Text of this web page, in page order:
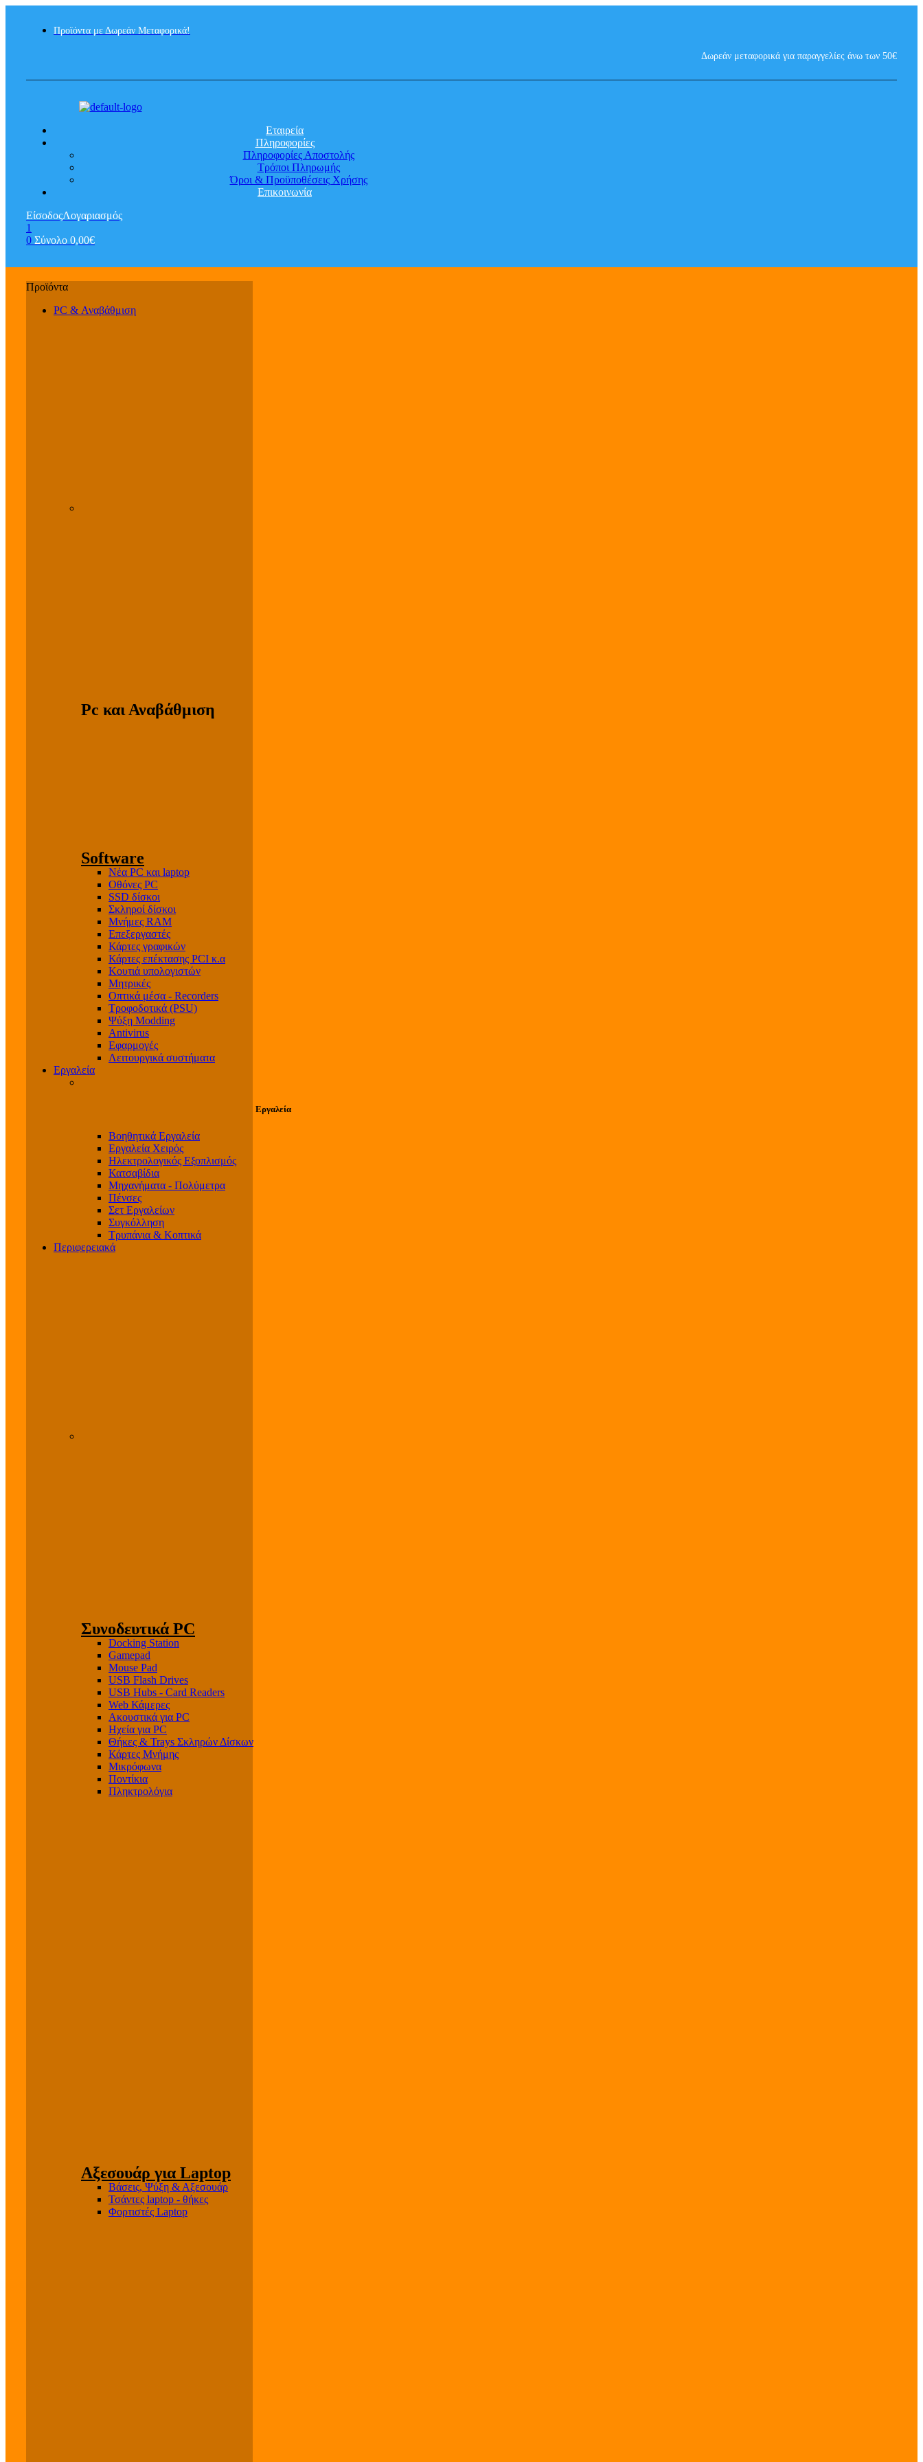
Προϊόντα με Δωρεάν Μεταφορικά!
Δωρεάν μεταφορικά για παραγγελίες άνω των 50€
Εταιρεία
Πληροφορίες
Πληροφορίες Αποστολής
Τρόποι Πληρωμής
Όροι & Προϋποθέσεις Χρήσης
Επικοινωνία
ΕίσοδοςΛογαριασμός
1
0 Σύνολο 0,00€
PC & Αναβάθμιση
Pc και Αναβάθμιση
Software
Νέα PC και laptop
Οθόνες PC
SSD δίσκοι
Σκληροί δίσκοι
Μνήμες RAM
Επεξεργαστές
Κάρτες γραφικών
Κάρτες επέκτασης PCI κ.α
Κουτιά υπολογιστών
Μητρικές
Οπτικά μέσα - Recorders
Τροφοδοτικά (PSU)
Ψύξη Modding
Antivirus
Εφαρμογές
Λειτουργικά συστήματα
Εργαλεία
Εργαλεία
Βοηθητικά Εργαλεία
Εργαλεία Χειρός
Ηλεκτρολογικός Εξοπλισμός
Κατσαβίδια
Μηχανήματα - Πολύμετρα
Πένσες
Σετ Εργαλείων
Συγκόλληση
Τρυπάνια & Κοπτικά
Περιφερειακά
Συνοδευτικά PC
Docking Station
Gamepad
Mouse Pad
USB Flash Drives
USB Hubs - Card Readers
Web Κάμερες
Ακουστικά για PC
Ηχεία για PC
Θήκες & Trays Σκληρών Δίσκων
Κάρτες Μνήμης
Μικρόφωνα
Ποντίκια
Πληκτρολόγια
Αξεσουάρ για Laptop
Βάσεις, Ψύξη & Αξεσουάρ
Τσάντες laptop - θήκες
Φορτιστές Laptop